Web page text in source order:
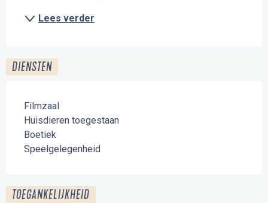
Lees verder
DIENSTEN
Filmzaal
Huisdieren toegestaan
Boetiek
Speelgelegenheid
TOEGANKELIJKHEID